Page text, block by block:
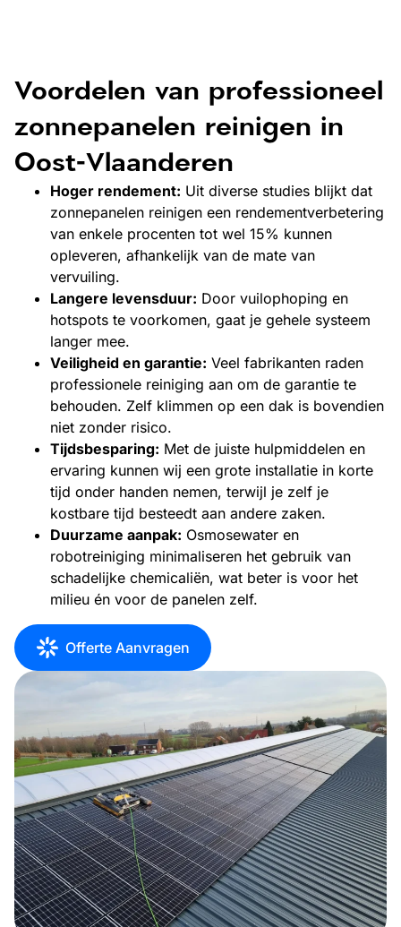
Voordelen van professioneel
zonnepanelen reinigen in
Oost-Vlaanderen
Hoger rendement: Uit diverse studies blijkt dat
zonnepanelen reinigen een rendementverbetering
van enkele procenten tot wel 15% kunnen
opleveren, afhankelijk van de mate van
vervuiling.
Langere levensduur: Door vuilophoping en
hotspots te voorkomen, gaat je gehele systeem
langer mee.
Veiligheid en garantie: Veel fabrikanten raden
professionele reiniging aan om de garantie te
behouden. Zelf klimmen op een dak is bovendien
niet zonder risico.
Tijdsbesparing: Met de juiste hulpmiddelen en
ervaring kunnen wij een grote installatie in korte
tijd onder handen nemen, terwijl je zelf je
kostbare tijd besteedt aan andere zaken.
Duurzame aanpak: Osmosewater en
robotreiniging minimaliseren het gebruik van
schadelijke chemicaliën, wat beter is voor het
milieu én voor de panelen zelf.
Offerte Aanvragen